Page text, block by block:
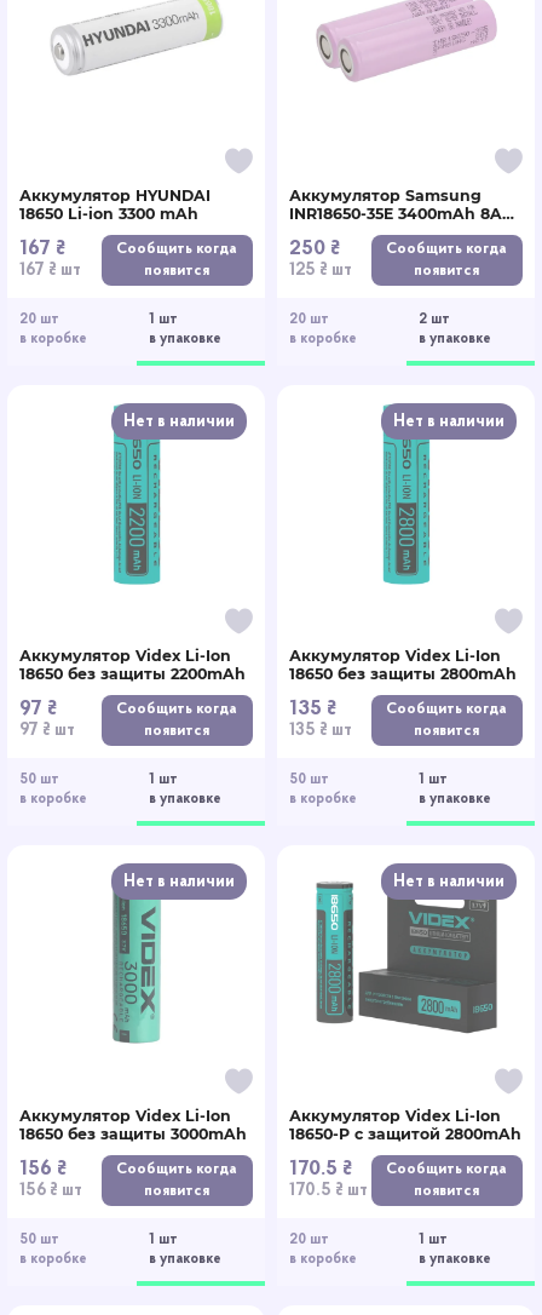
20 шт
в коробке
1 шт
в упаковке
Аккумулятор HYUNDAI
18650 Li-ion 3300 mAh
167 ₴
167 ₴ шт
Сообщить когда
появится
20 шт
в коробке
2 шт
в упаковке
Аккумулятор Samsung
INR18650-35E 3400mAh 8A
2шт Без защиты
250 ₴
125 ₴ шт
Сообщить когда
появится
Нет в наличии
50 шт
в коробке
1 шт
в упаковке
Аккумулятор Videx Li-Ion
18650 без защиты 2200mAh
97 ₴
97 ₴ шт
Сообщить когда
появится
Нет в наличии
50 шт
в коробке
1 шт
в упаковке
Аккумулятор Videx Li-Ion
18650 без защиты 2800mAh
135 ₴
135 ₴ шт
Сообщить когда
появится
Нет в наличии
50 шт
в коробке
1 шт
в упаковке
Аккумулятор Videx Li-Ion
18650 без защиты 3000mAh
156 ₴
156 ₴ шт
Сообщить когда
появится
Нет в наличии
20 шт
в коробке
1 шт
в упаковке
Аккумулятор Videx Li-Ion
18650-P с защитой 2800mAh
170.5 ₴
170.5 ₴ шт
Сообщить когда
появится